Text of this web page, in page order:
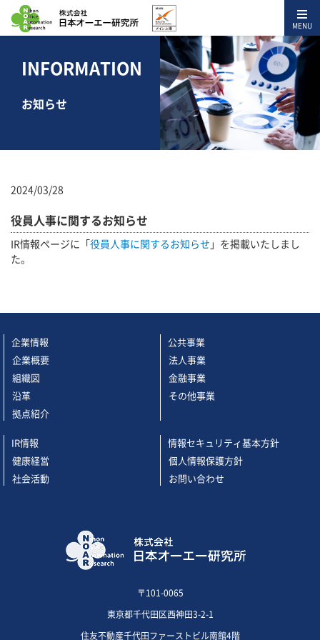
MENU
INFORMATION
お知らせ
2024/03/28
役員人事に関するお知らせ
IR情報ページに「役員人事に関するお知らせ 」を掲載いたしまし
た。
企業情報
企業概要
組織図
沿革
拠点紹介
公共事業
法人事業
金融事業
その他事業
IR情報
健康経営
社会活動
情報セキュリティ基本方針
個人情報保護方針
お問い合わせ
〒101-0065
東京都千代田区西神田3-2-1
住友不動産千代田ファーストビル南館4階